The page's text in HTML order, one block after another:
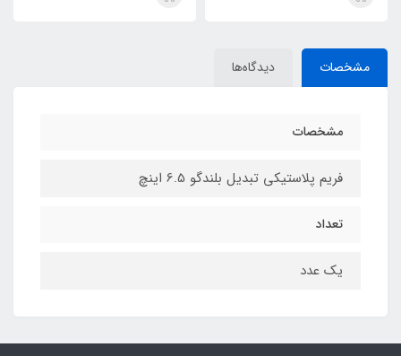
مشخصات دیدگاه‌ها
مشخصات
فریم پلاستیکی تبدیل بلندگو 6.5 اینچ
تعداد
یک عدد